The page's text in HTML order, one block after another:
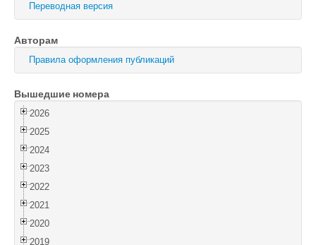
Физика и техника полупроводников
Оптика и спектроскопия
Поиск
Войти
Переводная версия
Авторам
Правила оформления публикаций
Вышедшие номера
2026
2025
2024
2023
2022
2021
2020
2019